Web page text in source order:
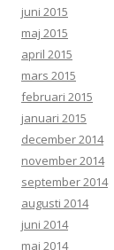
juni 2015
maj 2015
april 2015
mars 2015
februari 2015
januari 2015
december 2014
november 2014
september 2014
augusti 2014
juni 2014
maj 2014